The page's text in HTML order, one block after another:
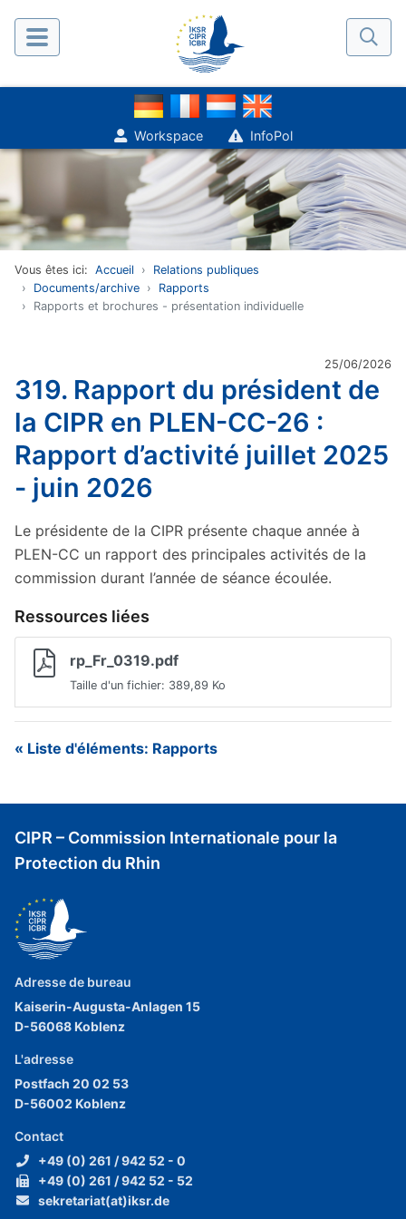
Workspace InfoPol
Vous êtes ici: Accueil
Relations publiques
Documents/archive
Rapports
Rapports et brochures - présentation individuelle
25/06/2026
319. Rapport du président de
la CIPR en PLEN-CC-26 :
Rapport d’activité juillet 2025
- juin 2026
Le présidente de la CIPR présente chaque année à
PLEN-CC un rapport des principales activités de la
commission durant l’année de séance écoulée.
Ressources liées
rp_Fr_0319.pdf
Taille d'un fichier: 389,89 Ko
« Liste d'éléments: Rapports
CIPR – Commission Internationale pour la
Protection du Rhin
Adresse de bureau
Kaiserin-Augusta-Anlagen 15
D-56068 Koblenz
L'adresse
Postfach 20 02 53
D-56002 Koblenz
Contact
+49 (0) 261 / 942 52 - 0
+49 (0) 261 / 942 52 - 52
sekretariat(at)iksr.de